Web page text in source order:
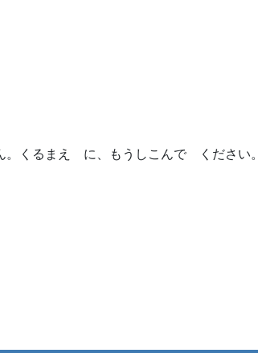
くるまえ に、もうしこんで ください。